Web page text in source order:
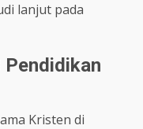
lanjut pada
Pendidikan
Kristen di